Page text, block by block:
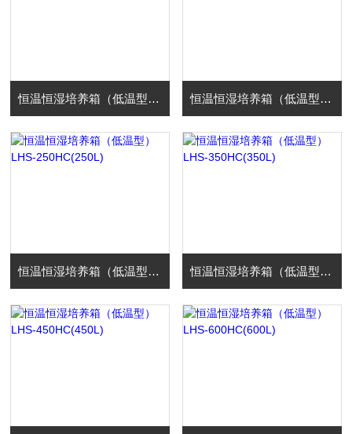
恒温恒湿培养箱（低温型）LHS-70HC(70L) 恒温恒湿培养箱（低温型）LHS-150HC(150L)
恒温恒湿培养箱（低温型）LHS-250HC(250L) 恒温恒湿培养箱（低温型）LHS-350HC(350L)